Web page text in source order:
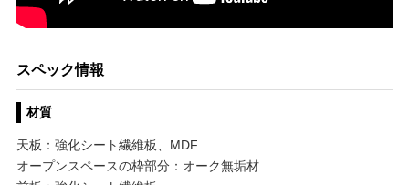
スペック情報
材質
天板：強化シート繊維板、MDF
オープンスペースの枠部分：オーク無垢材